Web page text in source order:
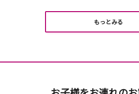
もっとみる